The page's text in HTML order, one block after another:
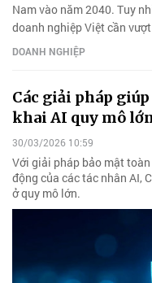
Nam vào năm 2040. Tuy
doanh nghiệp Việt cần
DOANH NGHIỆP
Các giải pháp
khai AI quy mô
30/03/2026 10:59
Với giải pháp bảo mật
động của các tác nhân AI,
ở quy mô lớn.